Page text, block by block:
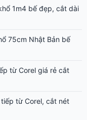
1m4 bế đẹp, cắt dài
75cm Nhật Bản bế
từ Corel giá rẻ cắt
từ Corel, cắt nét